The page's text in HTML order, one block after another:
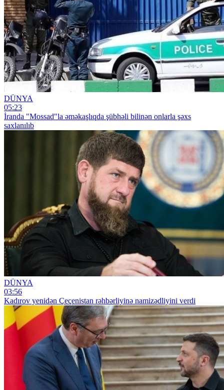
DÜNYA
05:23
İranda "Mossad"la əməkaşlıqda şübhəli bilinən onlarla şəxs
saxlanılıb
DÜNYA
03:56
Kadırov yenidən Çeçenistan rəhbərliyinə namizədliyini verdi